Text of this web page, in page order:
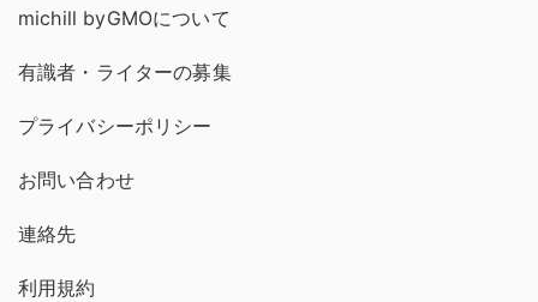
michill byGMOについて
有識者・ライターの募集
プライバシーポリシー
お問い合わせ
連絡先
利用規約